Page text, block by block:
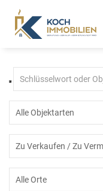
Immobilien